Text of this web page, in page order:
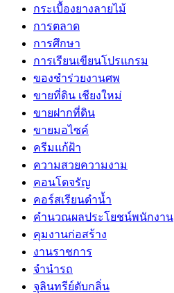
กระเบื้องยางลายไม้
การตลาด
การศึกษา
การเรียนเขียนโปรแกรม
ของชำร่วยงานศพ
ขายที่ดิน เชียงใหม่
ขายฝากที่ดิน
ขายมอไซค์
ครีมแก้ฝ้า
ความสวยความงาม
คอนโดจรัญ
คอร์สเรียนดำน้ำ
คำนวณผลประโยชน์พนักงาน
คุมงานก่อสร้าง
งานราชการ
จำนำรถ
จุลินทรีย์ดับกลิ่น